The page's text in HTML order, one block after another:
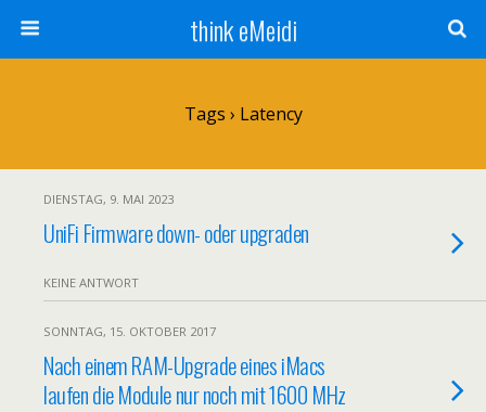
think eMeidi
Tags › Latency
DIENSTAG, 9. MAI 2023
UniFi Firmware down- oder upgraden
KEINE ANTWORT
SONNTAG, 15. OKTOBER 2017
Nach einem RAM-Upgrade eines iMacs
laufen die Module nur noch mit 1600 MHz